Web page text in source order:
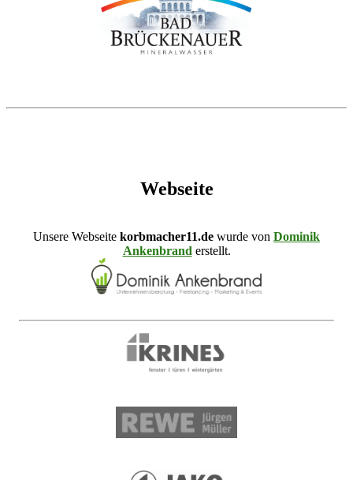
Webseite
Unsere Webseite korbmacher11.de wurde von Dominik
Ankenbrand erstellt.